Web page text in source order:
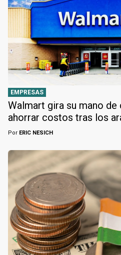
EMPRESAS
Walmart gira su mano de
ahorrar costos tras los
Por ERIC NESICH